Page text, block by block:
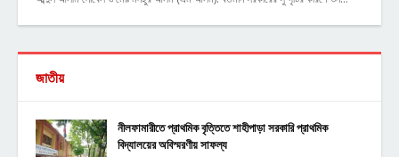
জাতীয়
নীলফামারীতে প্রাথমিক বৃত্তিতে শাহীপাড়া সরকারি প্রাথমিক
বিদ্যালয়ের অবিস্মরণীয় সাফল্য